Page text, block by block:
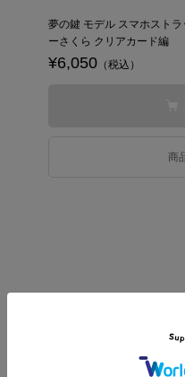
夢の鍵 モデル スマホスト
ーさくら クリアカード編
¥6,050 （税込）
商